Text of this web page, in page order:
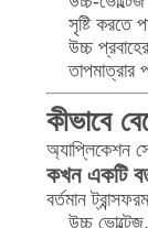
সৃষ্টি করতে
উচ্চ
তাপমাত্রার
কীভাবে
অ্যাপ্লিকেশন
কখন একটি
বর্তমান
উচ্চ